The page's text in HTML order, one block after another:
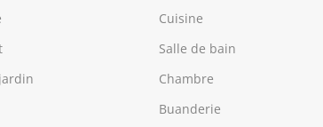
Cuisine
Salle de bain
Chambre
Buanderie